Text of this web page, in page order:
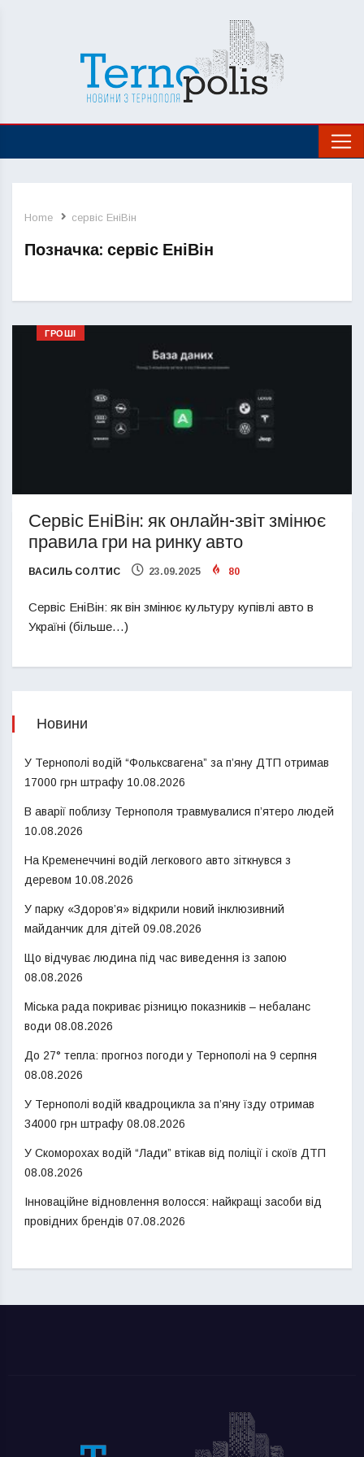
Home сервіс ЕніВін
Позначка: сервіс ЕніВін
ГРОШІ
Сервіс ЕніВін: як онлайн-звіт змінює
правила гри на ринку авто
ВАСИЛЬ СОЛТИС 23.09.2025 80
Сервіс ЕніВін: як він змінює культуру купівлі авто в
Україні (більше…)
Новини
У Тернополі водій “Фольксвагена” за п’яну ДТП отримав
17000 грн штрафу 10.08.2026
В аварії поблизу Тернополя травмувалися п’ятеро людей
10.08.2026
На Кременеччині водій легкового авто зіткнувся з
деревом 10.08.2026
У парку «Здоров’я» відкрили новий інклюзивний
майданчик для дітей 09.08.2026
Що відчуває людина під час виведення із запою
08.08.2026
Міська рада покриває різницю показників – небаланс
води 08.08.2026
До 27° тепла: прогноз погоди у Тернополі на 9 серпня
08.08.2026
У Тернополі водій квадроцикла за п’яну їзду отримав
34000 грн штрафу 08.08.2026
У Скоморохах водій “Лади” втікав від поліції і скоїв ДТП
08.08.2026
Інноваційне відновлення волосся: найкращі засоби від
провідних брендів 07.08.2026